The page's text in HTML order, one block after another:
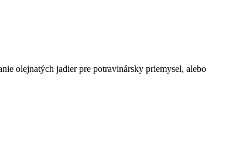
olejnatých jadier pre potravinársky priemysel, alebo